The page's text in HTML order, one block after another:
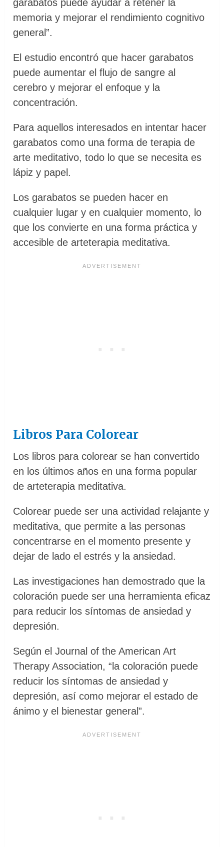
garabatos puede ayudar a retener la
memoria y mejorar el rendimiento cognitivo
general”.
El estudio encontró que hacer garabatos
puede aumentar el flujo de sangre al
cerebro y mejorar el enfoque y la
concentración.
Para aquellos interesados ​en intentar hacer
garabatos como una forma de terapia de
arte meditativo, todo lo que se necesita es
lápiz y papel.
Los garabatos se pueden hacer en
cualquier lugar y en cualquier momento, lo
que los convierte en una forma práctica y
accesible de arteterapia meditativa.
Libros Para Colorear
Los libros para colorear se han convertido
en los últimos años en una forma popular
de arteterapia meditativa.
Colorear puede ser una actividad relajante y
meditativa, que permite a las personas
concentrarse en el momento presente y
dejar de lado el estrés y la ansiedad.
Las investigaciones han demostrado que la
coloración puede ser una herramienta eficaz
para reducir los síntomas de ansiedad y
depresión.
Según el Journal of the American Art
Therapy Association, “la coloración puede
reducir los síntomas de ansiedad y
depresión, así como mejorar el estado de
ánimo y el bienestar general”.